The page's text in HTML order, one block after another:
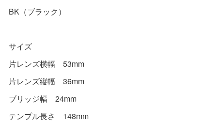
BK（ブラック）
サイズ
片レンズ横幅 53mm
片レンズ縦幅 36mm
ブリッジ幅 24mm
テンプル長さ 148mm